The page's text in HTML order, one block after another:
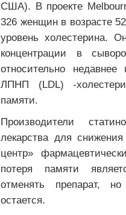
США). В проекте
326 женщин в возрасте
уровень холестерина.
концентрации в
относительно
ЛПНП (LDL) -
памяти.
Производители
лекарства для
центр»
потеря памяти
отменять препарат,
остается.